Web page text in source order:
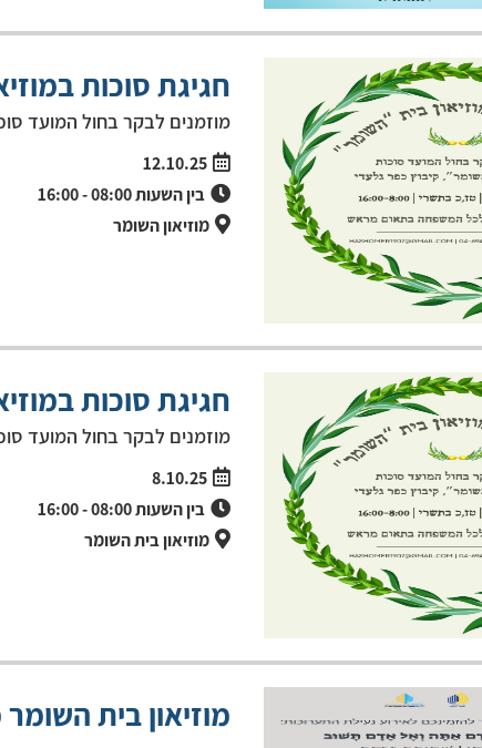
חגיגת סוכות
מוזמנים לבקר בחול המועד
12.10.25
בין השעות08:00
-
16:00
מוזיאון השומר
חגיגת סוכות
מוזמנים לבקר בחול המועד
8.10.25
בין השעות08:00
-
16:00
מוזיאון בית השומר
מוזיאון בית